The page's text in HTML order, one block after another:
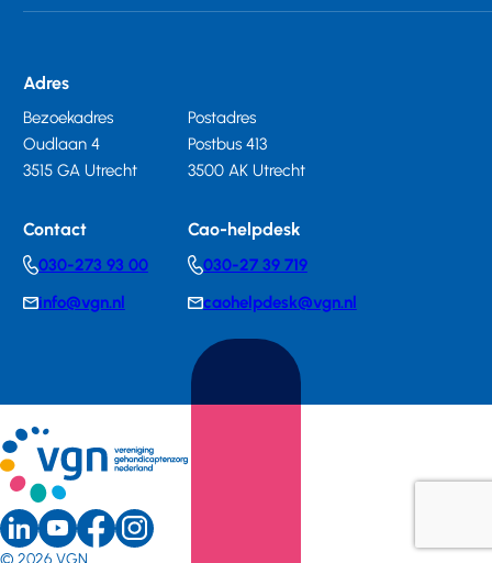
Adres
Bezoekadres
Oudlaan 4
3515 GA Utrecht
Postadres
Postbus 413
3500 AK Utrecht
Contact
Telephonenumber
030-273 93 00
E-info@vgn.nl
Cao-helpdesk
Telephonenumber
030-27 39 719
E-caohelpdesk@vgn.nl
LinkedInYoutube
Instagram
© 2026 VGN